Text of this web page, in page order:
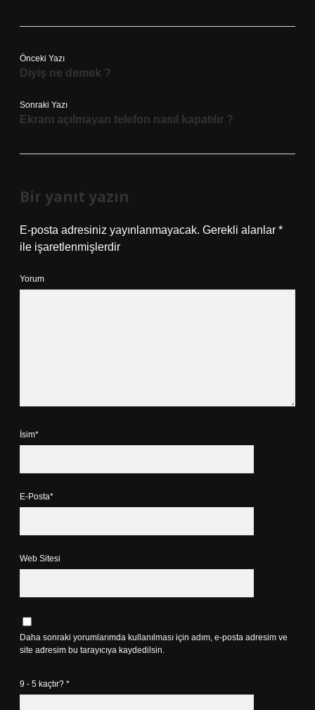
Önceki Yazı
Diyiş ne demek ?
Sonraki Yazı
Ekranı açılmayan telefon nasıl kapatılır ?
Bir yanıt yazın
E-posta adresiniz yayınlanmayacak. Gerekli alanlar *
ile işaretlenmişlerdir
Yorum
İsim*
E-Posta*
Web Sitesi
Daha sonraki yorumlarımda kullanılması için adım, e-posta adresim ve
site adresim bu tarayıcıya kaydedilsin.
9 - 5 kaçtır? *